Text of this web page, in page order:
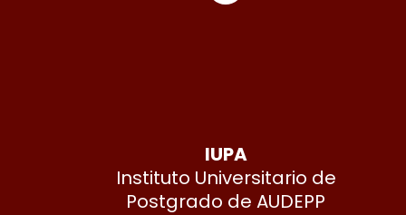
IUPA
Instituto Universitario de
Postgrado de AUDEPP